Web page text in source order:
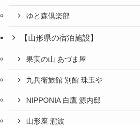
ゆと森倶楽部
【山形県の宿泊施設】
果実の山 あづま屋
九兵衛旅館 別館 珠玉や
NIPPONIA 白鷹 源内邸
山形座 瀧波